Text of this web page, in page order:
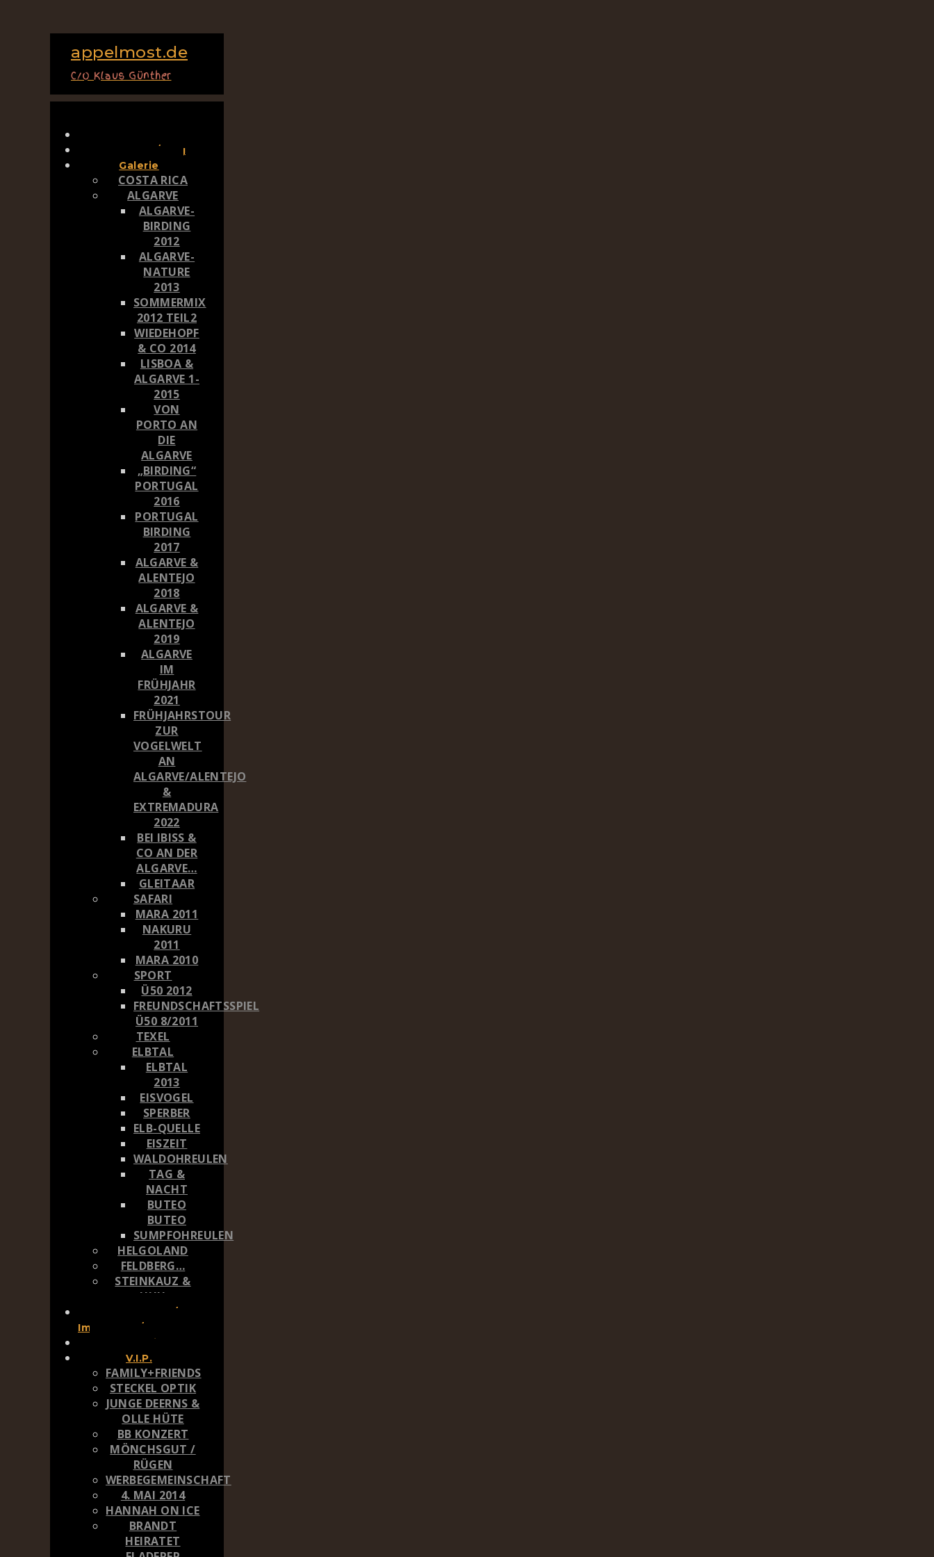
appelmost.de
C/o Klaus Günther
Aktuelles/Blog
Galerie
COSTA RICA
ALGARVE
ALGARVE-
BIRDING
2012
ALGARVE-
NATURE
2013
SOMMERMIX
2012 TEIL2
WIEDEHOPF
& CO 2014
LISBOA &
ALGARVE 1-
2015
VON
PORTO AN
DIE
ALGARVE
„BIRDING“
PORTUGAL
2016
PORTUGAL
BIRDING
2017
ALGARVE &
ALENTEJO
2018
ALGARVE &
ALENTEJO
2019
ALGARVE
IM
FRÜHJAHR
2021
FRÜHJAHRSTOUR
ZUR
VOGELWELT
AN
ALGARVE/ALENTEJO
&
EXTREMADURA
2022
BEI IBISS &
CO AN DER
ALGARVE…
GLEITAAR
SAFARI
MARA 2011
NAKURU
2011
MARA 2010
SPORT
Ü50 2012
FREUNDSCHAFTSSPIEL
Ü50 8/2011
TEXEL
ELBTAL
ELBTAL
2013
EISVOGEL
SPERBER
ELB-QUELLE
EISZEIT
WALDOHREULEN
TAG &
NACHT
BUTEO
BUTEO
SUMPFOHREULEN
HELGOLAND
FELDBERG…
STEINKAUZ &
UHU
Kontakt /
Impressum/DSGVO
Portfolio
V.I.P.
FAMILY+FRIENDS
STECKEL OPTIK
JUNGE DEERNS &
OLLE HÜTE
BB KONZERT
MÖNCHSGUT /
RÜGEN
WERBEGEMEINSCHAFT
4. MAI 2014
HANNAH ON ICE
BRANDT
HEIRATET